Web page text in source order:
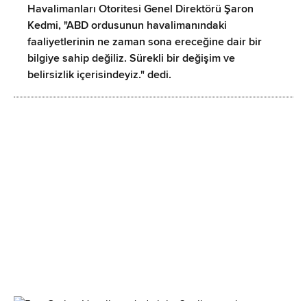
Havalimanları Otoritesi Genel Direktörü Şaron
Kedmi, "ABD ordusunun havalimanındaki
faaliyetlerinin ne zaman sona ereceğine dair bir
bilgiye sahip değiliz. Sürekli bir değişim ve
belirsizlik içerisindeyiz." dedi.